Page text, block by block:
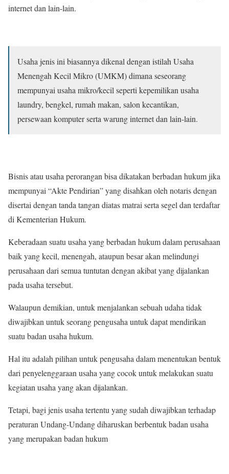
internet dan lain-lain.
Usaha jenis ini biasannya dikenal dengan istilah Usaha
Menengah Kecil Mikro (UMKM) dimana seseorang
mempunyai usaha mikro/kecil seperti kepemilikan usaha
laundry, bengkel, rumah makan, salon kecantikan,
persewaan komputer serta warung internet dan lain-lain.
Bisnis atau usaha perorangan bisa dikatakan berbadan hukum jika
mempunyai “Akte Pendirian” yang disahkan oleh notaris dengan
disertai dengan tanda tangan diatas matrai serta segel dan terdaftar
di Kementerian Hukum.
Keberadaan suatu usaha yang berbadan hukum dalam perusahaan
baik yang kecil, menengah, ataupun besar akan melindungi
perusahaan dari semua tuntutan dengan akibat yang dijalankan
pada usaha tersebut.
Walaupun demikian, untuk menjalankan sebuah udaha tidak
diwajibkan untuk seorang pengusaha untuk dapat mendirikan
suatu badan usaha hukum.
Hal itu adalah pilihan untuk pengusaha dalam menentukan bentuk
dari penyelenggaraan usaha yang cocok untuk melakukan suatu
kegiatan usaha yang akan dijalankan.
Tetapi, bagi jenis usaha tertentu yang sudah diwajibkan terhadap
peraturan Undang-Undang diharuskan berbentuk badan usaha
yang merupakan badan hukum